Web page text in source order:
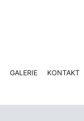
GALERIE KONTAKT